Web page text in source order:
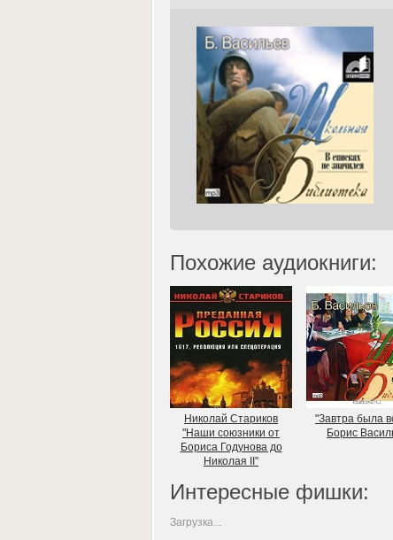
Похожие аудиокниги:
Николай Стариков
"Наши союзники от
Бориса Годунова до
Николая II"
"Завтра была
Борис
Интересные фишки:
Загрузка...